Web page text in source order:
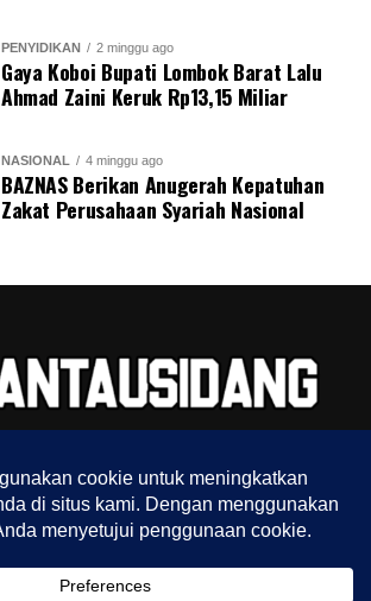
PENYIDIKAN 2 minggu ago
Gaya Koboi Bupati Lombok Barat Lalu
Ahmad Zaini Keruk Rp13,15 Miliar
NASIONAL 4 minggu ago
BAZNAS Berikan Anugerah Kepatuhan
Zakat Perusahaan Syariah Nasional
YOUTUBE CHANNEL